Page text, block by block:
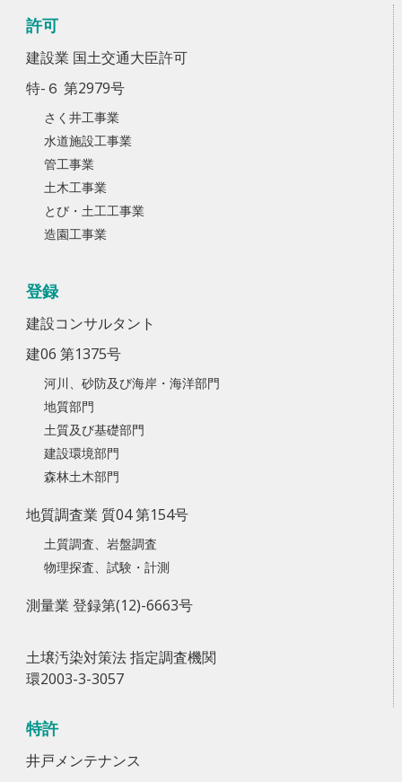
許可
建設業 国土交通大臣許可
特-６ 第2979号
さく井工事業
水道施設工事業
管工事業
土木工事業
とび・土工工事業
造園工事業
登録
建設コンサルタント
建06 第1375号
河川、砂防及び海岸・海洋部門
地質部門
土質及び基礎部門
建設環境部門
森林土木部門
地質調査業 質04 第154号
土質調査、岩盤調査
物理探査、試験・計測
測量業 登録第(12)-6663号
土壌汚染対策法 指定調査機関
環2003-3-3057
特許
井戸メンテナンス